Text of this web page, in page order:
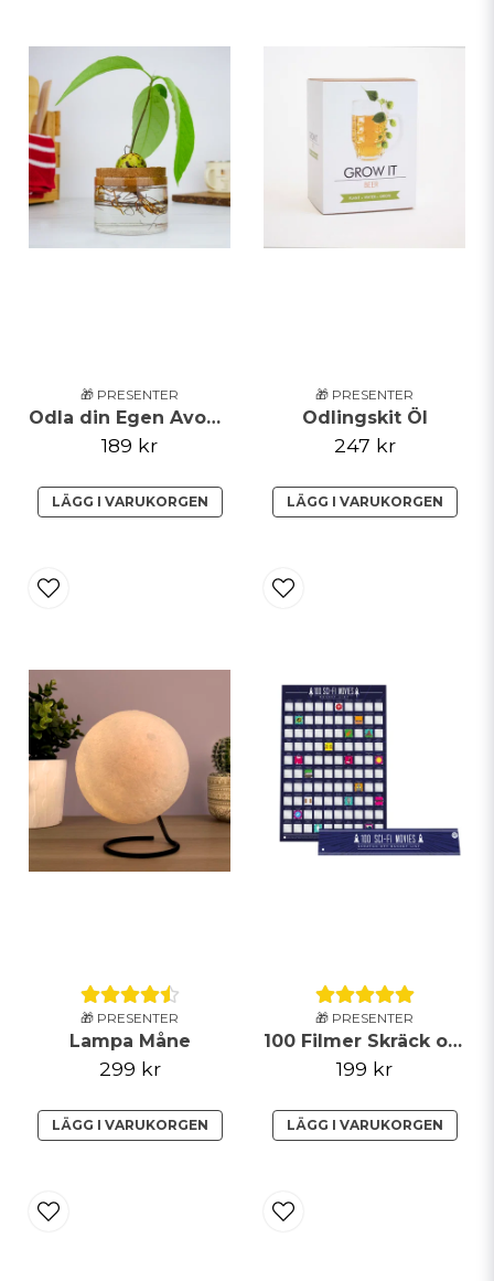
🎁 PRESENTER
Odla din Egen Avocado
189 kr
LÄGG I VARUKORGEN
🎁 PRESENTER
Odlingskit Öl
247 kr
LÄGG I VARUKORGEN
🎁 PRESENTER
Lampa Måne
299 kr
LÄGG I VARUKORGEN
🎁 PRESENTER
100 Filmer Skräck och Sci Fi
199 kr
LÄGG I VARUKORGEN